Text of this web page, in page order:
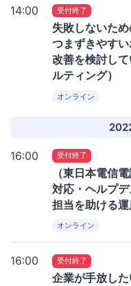
14:00 受付終了
失敗しないた
つまずきやす
改善を検討し
ルティング）
オンライン
16:00 受付終了
（東日本電信
対応・ヘルプ
担当を助ける
オンライン
16:00 受付終了
企業が手放し